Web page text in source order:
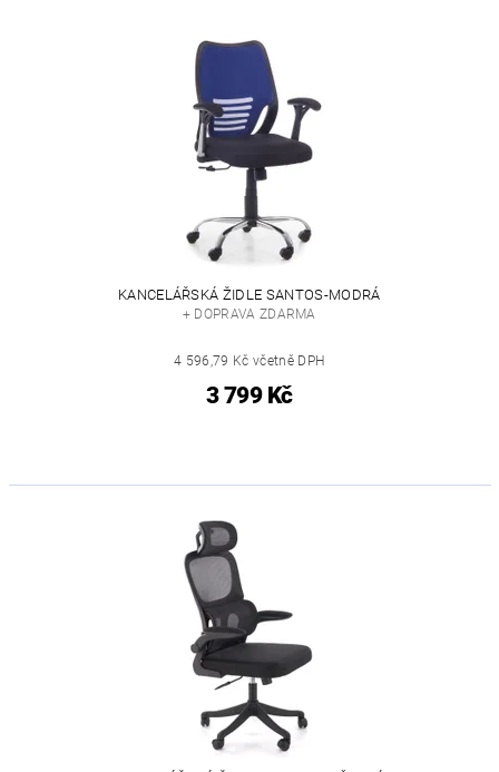
KANCELÁŘSKÁ ŽIDLE SANTOS-MODRÁ
+ DOPRAVA ZDARMA
4 596,79 Kč včetně DPH
3 799 Kč